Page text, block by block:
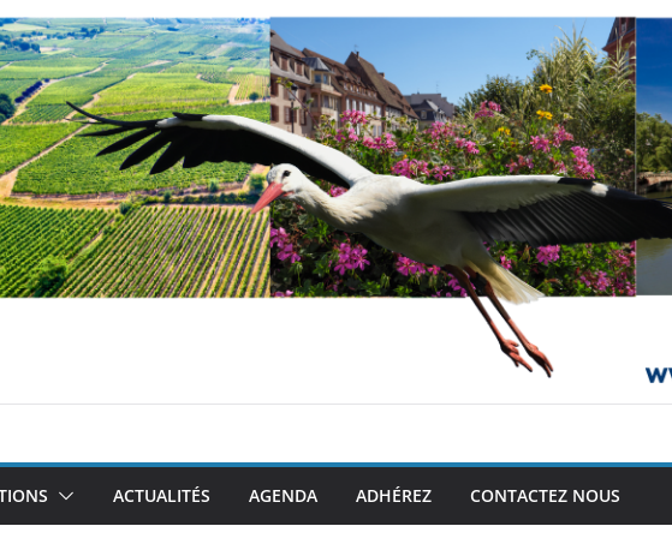
ACTUALITÉS AGENDA ADHÉREZ CONTACTEZ NOUS